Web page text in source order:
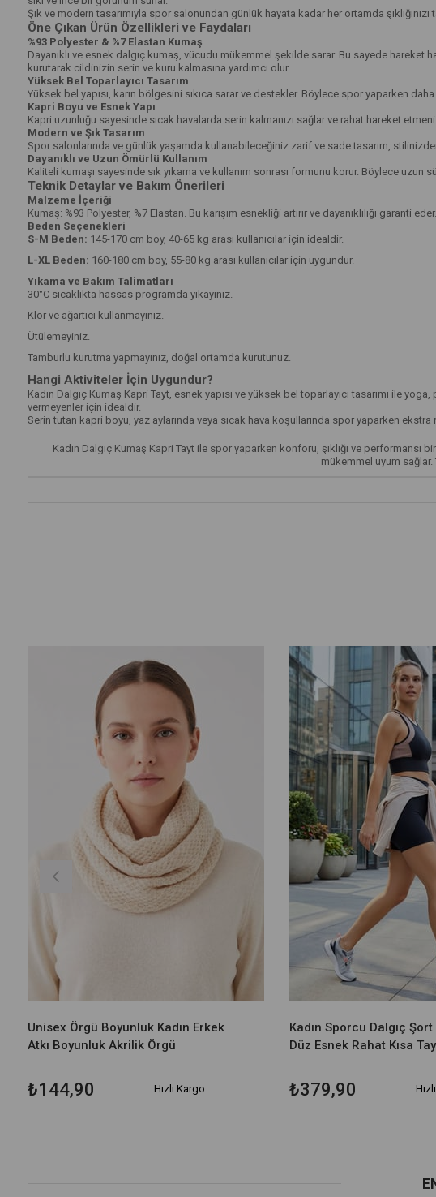
Şık ve modern tasarımıyla spor salonundan günlük hayata kadar her ortamda
Öne Çıkan Ürün Özellikleri ve Faydaları
%93 Polyester & %7 Elastan Kumaş
Dayanıklı ve esnek dalgıç kumaş, vücudu mükemmel şekilde sarar. Bu sayede hareket
kurutarak cildinizin serin ve kuru kalmasına yardımcı olur.
Yüksek Bel Toparlayıcı Tasarım
Yüksek bel yapısı, karın bölgesini sıkıca sarar ve destekler. Böylece spor yaparken
Kapri Boyu ve Esnek Yapı
Kapri uzunluğu sayesinde sıcak havalarda serin kalmanızı sağlar ve rahat hareket
Modern ve Şık Tasarım
Spor salonlarında ve günlük yaşamda kullanabileceğiniz zarif ve sade tasarım,
Dayanıklı ve Uzun Ömürlü Kullanım
Kaliteli kumaşı sayesinde sık yıkama ve kullanım sonrası formunu korur. Böylece uzun
Teknik Detaylar ve Bakım Önerileri
Malzeme İçeriği
Kumaş: %93 Polyester, %7 Elastan. Bu karışım esnekliği artırır ve dayanıklılığı garanti
Beden Seçenekleri
S-M Beden: 145-170 cm boy, 40-65 kg arası kullanıcılar için idealdir.
L-XL Beden: 160-180 cm boy, 55-80 kg arası kullanıcılar için uygundur.
Yıkama ve Bakım Talimatları
30°C sıcaklıkta hassas programda yıkayınız.
Klor ve ağartıcı kullanmayınız.
Ütülemeyiniz.
Tamburlu kurutma yapmayınız, doğal ortamda kurutunuz.
Hangi Aktiviteler İçin Uygundur?
Kadın Dalgıç Kumaş Kapri Tayt, esnek yapısı ve yüksek bel toparlayıcı tasarımı ile
vermeyenler için idealdir.
Serin tutan kapri boyu, yaz aylarında veya sıcak hava koşullarında spor yaparken
Kadın Dalgıç Kumaş Kapri Tayt ile spor yaparken konforu, şıklığı ve
mükemmel uyum sağlar.
Unisex Örgü Boyunluk Kadın Erkek
Atkı Boyunluk Akrilik Örgü
₺144,90 Hızlı Kargo
Kadın Sporcu Dalgıç
Düz Esnek Rahat Kısa
₺379,90